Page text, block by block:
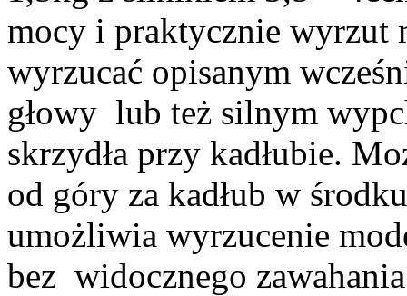
mocy i praktycznie wyrzut
wyrzucać opisanym
głowy lub też silnym
skrzydła przy kadłubie.
od góry za kadłub w
umożliwia wyrzucenie
bez widocznego